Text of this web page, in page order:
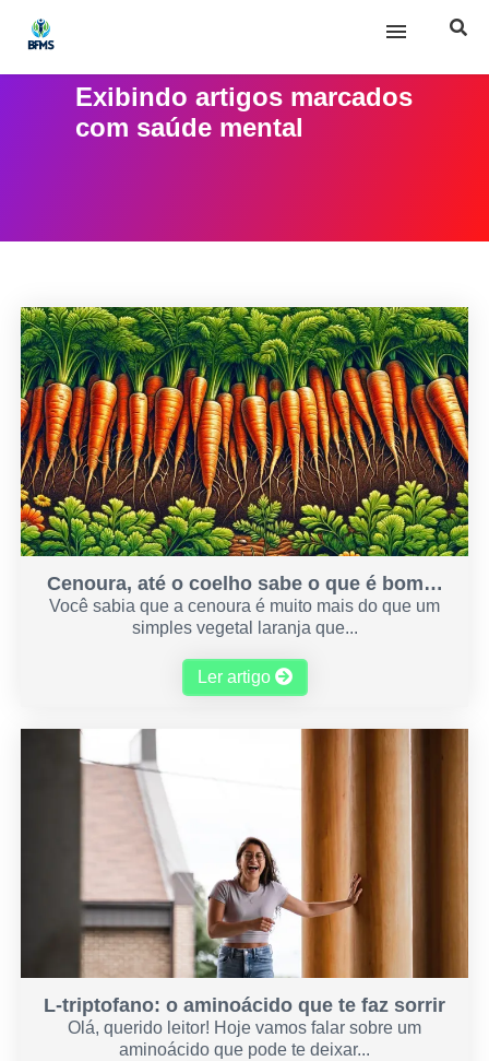
Exibindo artigos marcados
com saúde mental
Cenoura, até o coelho sabe o que é bom…
Você sabia que a cenoura é muito mais do que um
simples vegetal laranja que...
Ler artigo
L-triptofano: o aminoácido que te faz sorrir
Olá, querido leitor! Hoje vamos falar sobre um
aminoácido que pode te deixar...